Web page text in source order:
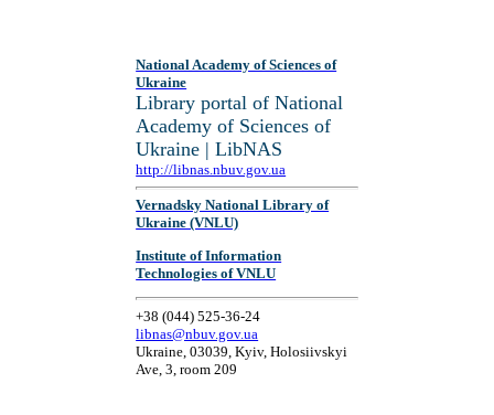
National Academy of Sciences of
Ukraine
Library portal of National
Academy of Sciences of
Ukraine | LibNAS
http://libnas.nbuv.gov.ua
Vernadsky National Library of
Ukraine (VNLU)
Institute of Information
Technologies of VNLU
+38 (044) 525-36-24
libnas@nbuv.gov.ua
Ukraine, 03039, Kyiv, Holosiivskyi
Ave, 3, room 209